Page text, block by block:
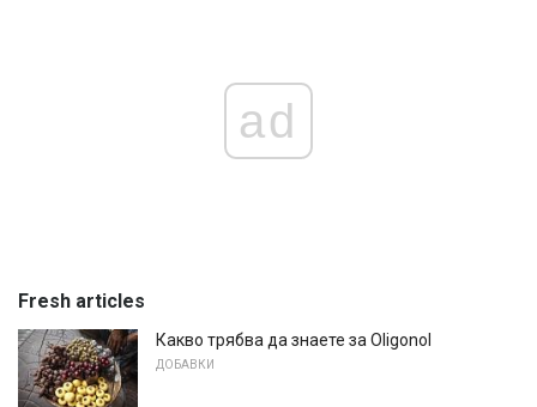
ad
Fresh articles
Какво трябва да знаете за Oligonol
ДОБАВКИ